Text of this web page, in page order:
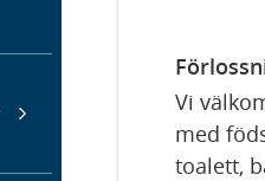
Vi
med
toalett,